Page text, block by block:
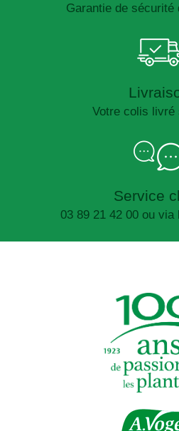
Garantie de sécurité
Votre colis livré
Service
03 89 21 42 00 ou via